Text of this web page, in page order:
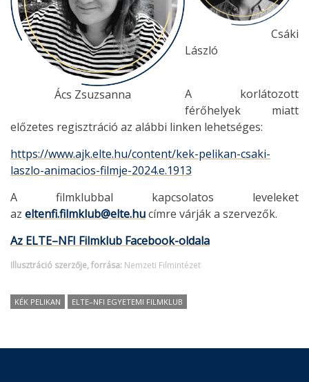
Ács Zsuzsanna
Csáki
László
A korlátozott
férőhelyek miatt
előzetes regisztráció az alábbi linken lehetséges:
https://www.ajk.elte.hu/content/kek-pelikan-csaki-
laszlo-animacios-filmje-2024.e.1913
A filmklubbal kapcsolatos leveleket
az eltenfi.filmklub@elte.hucímre várják a szervezők.
Az ELTE–NFI Filmklub Facebook-oldala
Illusztráció szerzője, forrása: Nemzeti Filmintézet
KÉK PELIKAN ELTE–NFI EGYETEMI FILMKLUB